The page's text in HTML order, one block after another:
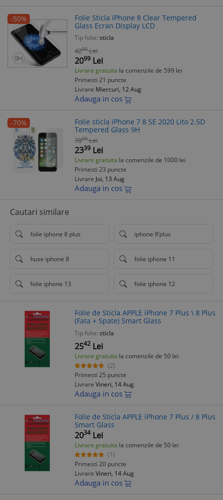
-50%
Folie Sticla iPhone 8 Clear Tempered
Glass Ecran Display LCD
Tip folie: sticla
4200 Lei
2099 Lei
Livrare gratuita la comenzile de 599 lei
Primesti 21 puncte
Livrare Miercuri, 12 Aug
Adauga in cos
-70%
Folie sticla iPhone 7 8 SE 2020 Lito 2.5D
Tempered Glass 9H
7800 Lei
2339 Lei
Livrare gratuita la comenzile de 1000 lei
Primesti 23 puncte
Livrare Joi, 13 Aug
Adauga in cos
Cautari similare
folie iphone 8 plus iphone 8’plus
huse iphone 8 folie iphone 11
folie iphone 13 folie iphone 12
Folie de Sticla APPLE iPhone 7 Plus \ 8 Plus
(Fata + Spate) Smart Glass
Tip folie: sticla
2542 Lei
Livrare gratuita la comenzile de 50 lei
(2)
Primesti 25 puncte
Livrare Vineri, 14 Aug
Adauga in cos
Folie de Sticla APPLE iPhone 7 Plus / 8 Plus
Smart Glass
2034 Lei
Livrare gratuita la comenzile de 50 lei
(1)
Primesti 20 puncte
Livrare Vineri, 14 Aug
Adauga in cos